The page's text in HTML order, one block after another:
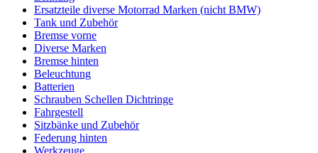
Ersatzteile diverse Motorrad Marken (nicht BMW)
Tank und Zubehör
Bremse vorne
Diverse Marken
Bremse hinten
Beleuchtung
Batterien
Schrauben Schellen Dichtringe
Fahrgestell
Sitzbänke und Zubehör
Federung hinten
Werkzeuge